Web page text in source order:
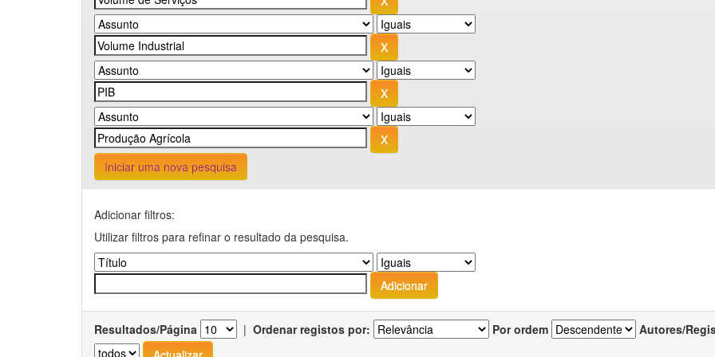
Iniciar uma nova pesquisa
Adicionar filtros:
Utilizar filtros para refinar o resultado da pesquisa.
Resultados/Página | Ordenar registos por: Por ordem Autores/